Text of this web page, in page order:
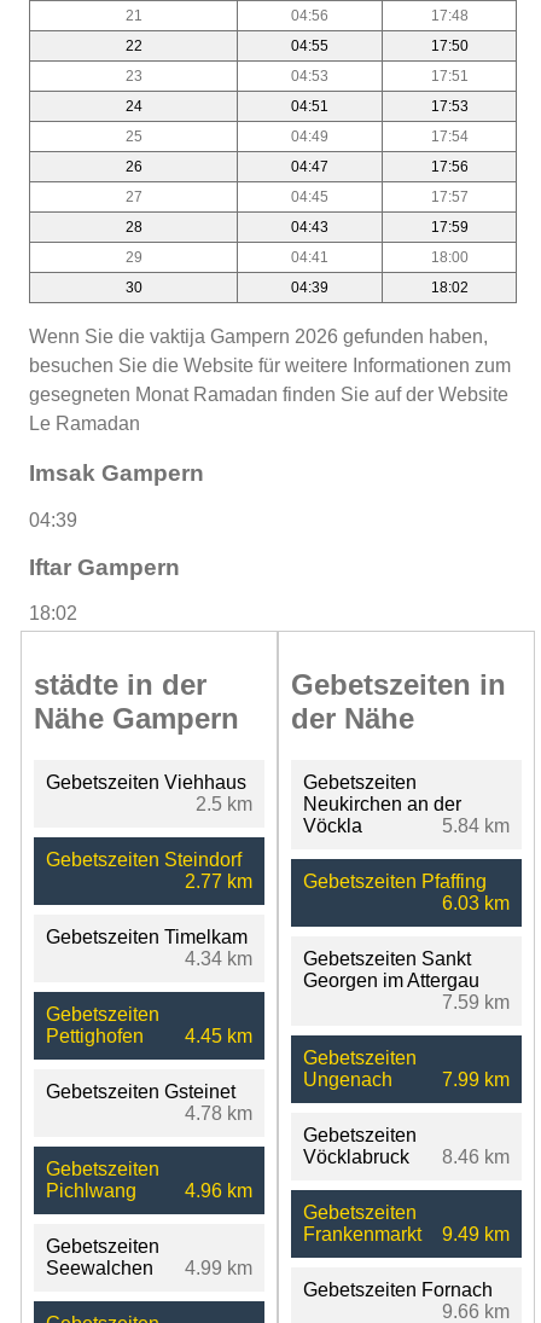
21
04:56
17:48
22
04:55
17:50
23
04:53
17:51
24
04:51
17:53
25
04:49
17:54
26
04:47
17:56
27
04:45
17:57
28
04:43
17:59
29
04:41
18:00
30
04:39 18:02
Wenn Sie die vaktija Gampern 2026 gefunden haben,
besuchen Sie die Website für weitere Informationen zum
gesegneten Monat Ramadan finden Sie auf der Website
Le Ramadan
Imsak Gampern
04:39
Iftar Gampern
18:02
städte in der
Nähe Gampern
Gebetszeiten Viehhaus
2.5 km
Gebetszeiten Steindorf
2.77 km
Gebetszeiten Timelkam
4.34 km
Gebetszeiten
Pettighofen
4.45 km
Gebetszeiten Gsteinet
4.78 km
Gebetszeiten
Pichlwang
4.96 km
Gebetszeiten
Seewalchen
4.99 km
Gebetszeiten in
der Nähe
Gebetszeiten
Neukirchen an der
Vöckla
5.84 km
Gebetszeiten Pfaffing
6.03 km
Gebetszeiten Sankt
Georgen im Attergau
7.59 km
Gebetszeiten
Ungenach
7.99 km
Gebetszeiten
Vöcklabruck
8.46 km
Gebetszeiten
Frankenmarkt
9.49 km
Gebetszeiten Fornach
9.66 km